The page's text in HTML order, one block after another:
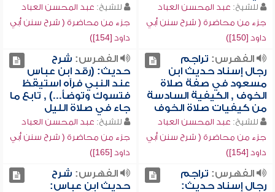
للشيخ: عبد المحسن العباد
جزء من محاضرة ( شرح سنن أبي
داود [150])
للشيخ: عبد المحسن العباد
جزء من محاضرة ( شرح سنن أبي
داود [154])
الفهرس: تراجم
رجال إسناد حديث ابن
مسعود في صفة صلاة
الخوف , الكيفية السادسة
من كيفيات صلاة الخوف
للشيخ: عبد المحسن العباد
جزء من محاضرة ( شرح سنن أبي
داود [154])
الفهرس: شرح
حديث: (رقد ابن عباس
عند النبي فرآه استيقظ
فتسوك وتوضأ...) , تابع ما
جاء في صلاة الليل
للشيخ: عبد المحسن العباد
جزء من محاضرة ( شرح سنن أبي
داود [165])
الفهرس: تراجم
رجال إسناد حديث:
الفهرس: شرح
حديث ابن عباس: